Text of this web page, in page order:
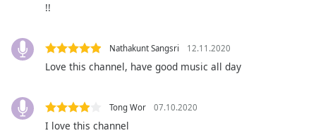
window.
Escape
and
close
!!
Nathakunt Sangsri 12.11.2020
Love this channel, have good music all day
Tong Wor 07.10.2020
I love this channel